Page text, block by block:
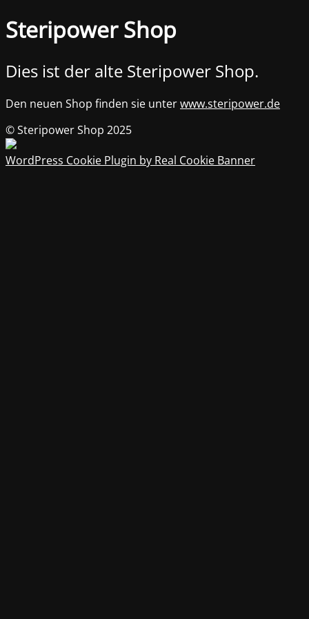
Steripower Shop
Dies ist der alte Steripower Shop.
Den neuen Shop finden sie unterwww.steripower.de
© Steripower Shop 2025
WordPress Cookie Plugin by Real Cookie Banner